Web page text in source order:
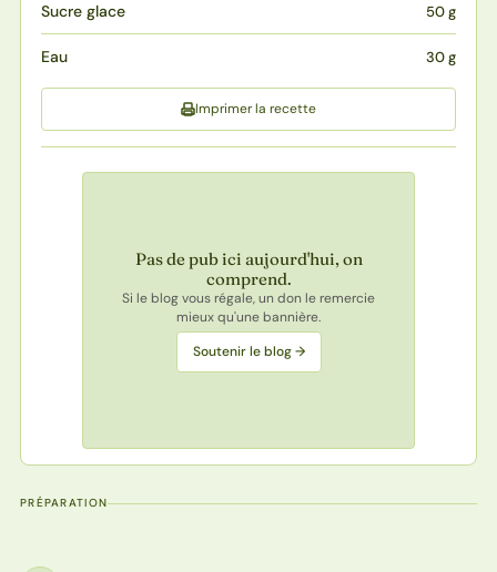
Sucre glace 50 g
Eau 30 g
Imprimer la recette
Pas de pub ici aujourd'hui, on
comprend.
Si le blog vous régale, un don le remercie
mieux qu'une bannière.
Soutenir le blog →
PRÉPARATION